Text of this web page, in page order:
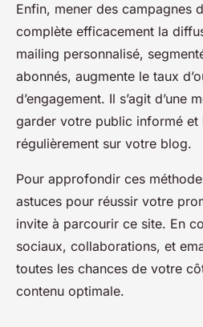
Enfin, mener des campagnes
complète efficacement la
mailing personnalisé,
abonnés, augmente le taux
d’engagement. Il s’agit d’une
garder votre public informé et
régulièrement sur votre blog.
Pour approfondir ces
astuces pour réussir votre
invite à parcourir ce site. En
sociaux, collaborations, et
toutes les chances de votre
contenu optimale.